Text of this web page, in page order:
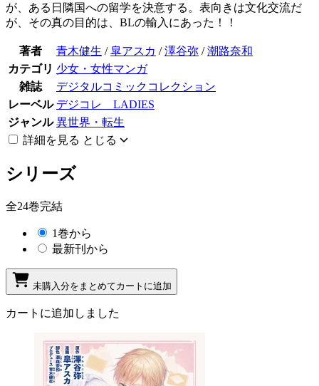
が、ある日隣国への留学を決意する。表向きは文化交流だ
が、その真の目的は、BLの輸入にあった！！
著者 青木健生 /皐アスカ /澤谷弥 /潮路奈和
カテゴリ 少女・女性マンガ
雑誌
デジタルコミックコレクション
レーベル デジコレ LADIES
ジャンル 異世界・転生
詳細を見る とじる
シリーズ
全24巻完結
1巻から
最新刊から
未購入分をまとめてカートに追加
カートに追加しました